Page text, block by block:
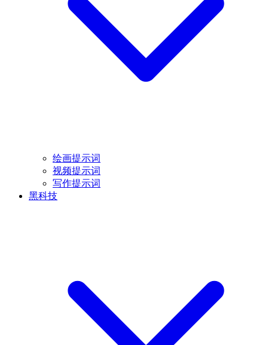
绘画提示词
视频提示词
写作提示词
黑科技